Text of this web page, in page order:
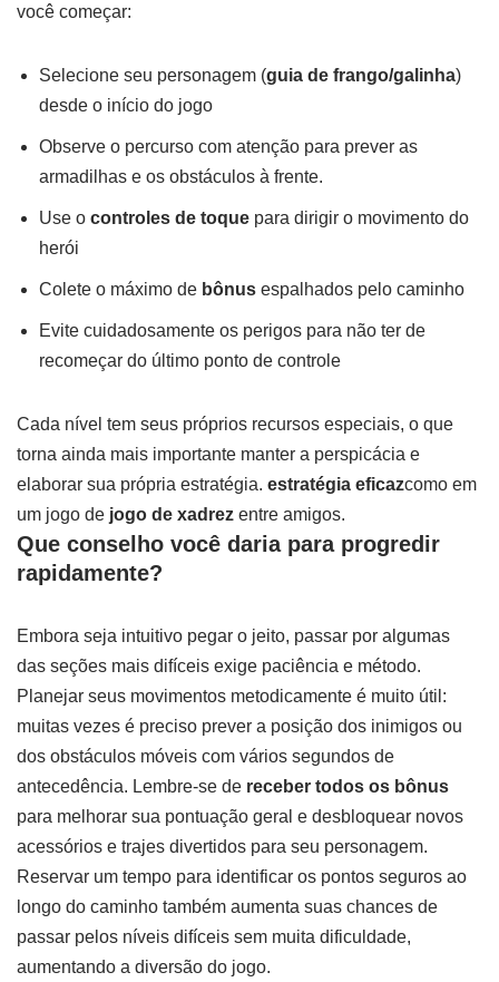
você começar:
Selecione seu personagem (guia de frango/galinha)
desde o início do jogo
Observe o percurso com atenção para prever as
armadilhas e os obstáculos à frente.
Use o controles de toque para dirigir o movimento do
herói
Colete o máximo de bônus espalhados pelo caminho
Evite cuidadosamente os perigos para não ter de
recomeçar do último ponto de controle
Cada nível tem seus próprios recursos especiais, o que
torna ainda mais importante manter a perspicácia e
elaborar sua própria estratégia. estratégia eficazcomo em
um jogo de jogo de xadrez entre amigos.
Que conselho você daria para progredir
rapidamente?
Embora seja intuitivo pegar o jeito, passar por algumas
das seções mais difíceis exige paciência e método.
Planejar seus movimentos metodicamente é muito útil:
muitas vezes é preciso prever a posição dos inimigos ou
dos obstáculos móveis com vários segundos de
antecedência. Lembre-se de receber todos os bônus
para melhorar sua pontuação geral e desbloquear novos
acessórios e trajes divertidos para seu personagem.
Reservar um tempo para identificar os pontos seguros ao
longo do caminho também aumenta suas chances de
passar pelos níveis difíceis sem muita dificuldade,
aumentando a diversão do jogo.